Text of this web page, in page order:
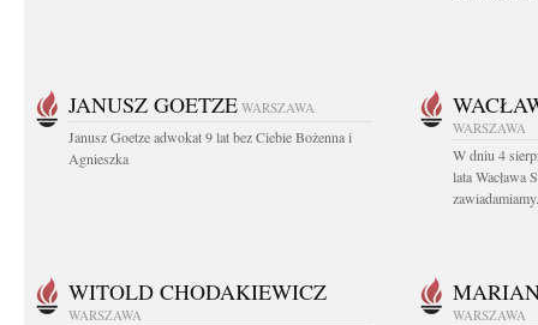
JANUSZ GOETZE WARSZAWA
Janusz Goetze adwokat 9 lat bez Ciebie Bożenna i
Agnieszka
WARSZAWA
W dniu 4
lata Wacława
WITOLD CHODAKIEWICZ
WARSZAWA WARSZAWA